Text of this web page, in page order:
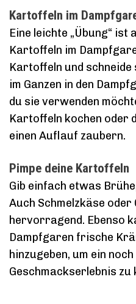
Kartoffeln im
Eine leichte „Übung“
Kartoffeln im
Kartoffeln und
im Ganzen in den
du sie verwenden
Kartoffeln kochen oder
einen Auflauf zaubern.
Pimpe deine Kartoffeln
Gib einfach etwas
Auch Schmelzkäse
hervorragend. Ebenso
Dampfgaren frische
hinzugeben, um ein
Geschmackserlebnis zu